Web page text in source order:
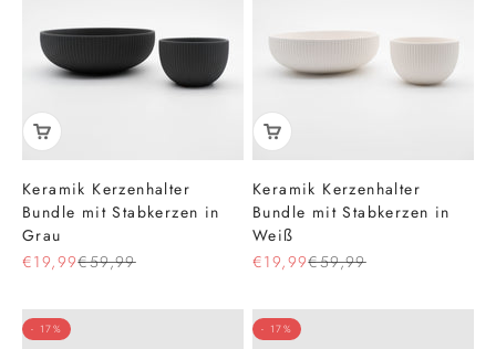
Keramik Kerzenhalter
Bundle mit Stabkerzen in
Grau
Angebot
€19,99Regulärer Preis
€59,99
Keramik Kerzenhalter
Bundle mit Stabkerzen in
Weiß
Angebot
€19,99Regulärer Preis
€59,99
- 17% - 17%